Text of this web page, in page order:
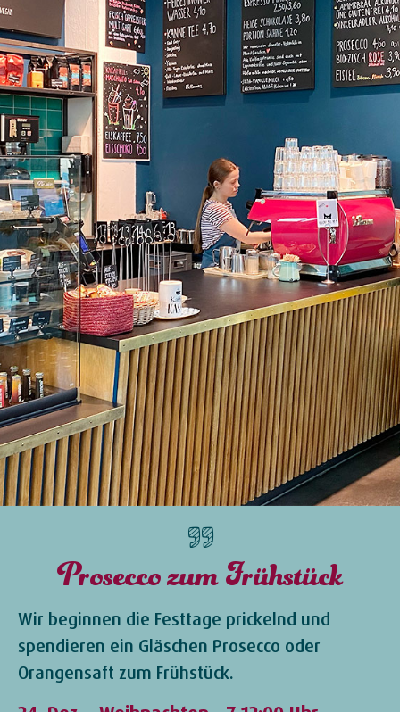
Prosecco zum Frühstück
Wir beginnen die Festtage prickelnd und
spendieren ein Gläschen Prosecco oder
Orangensaft zum Frühstück.